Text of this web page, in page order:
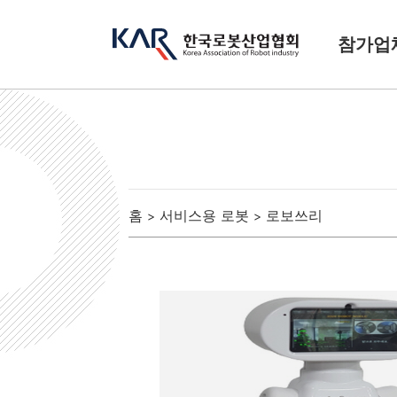
참가업
홈 > 서비스용 로봇 > 로보쓰리